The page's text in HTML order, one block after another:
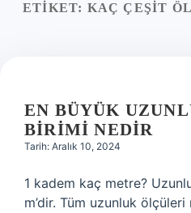
ETIKET: KAÇ ÇEŞIT
EN BÜYÜK
BIRIMI NEDIR
Tarih: Aralık 10, 2024
1 kadem kaç metre?
m’dir. Tüm uzunluk ölçüleri